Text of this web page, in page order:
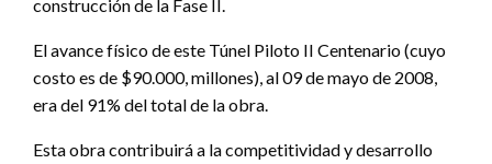
construcción de la Fase II.
El avance físico de este Túnel Piloto II Centenario (cuyo
costo es de $90.000, millones), al 09 de mayo de 2008,
era del 91% del total de la obra.
Esta obra contribuirá a la competitividad y desarrollo